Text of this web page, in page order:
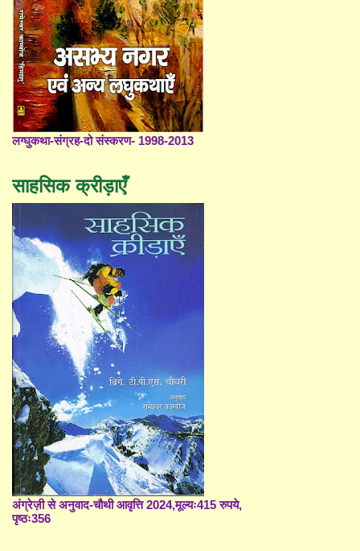
लग्घुकथा-संग्रह-दो संस्करण- 1998-2013
साहसिक क्रीड़ाएँ
अंग्रेज़ी से अनुवाद-चौथी आवृत्ति 2024,मूल्यः415 रुपये,
पृष्ठः356